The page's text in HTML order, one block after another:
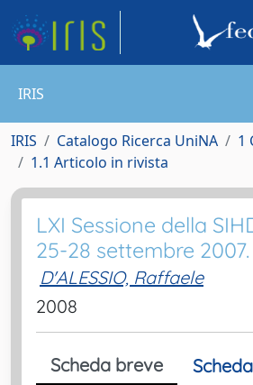
IRIS
IRIS Catalogo Ricerca UniNA
1
1.1 Articolo in rivista
LXI Sessione della
25-28 settembre 2007.
D'ALESSIO, Raffaele
2008
Scheda breve